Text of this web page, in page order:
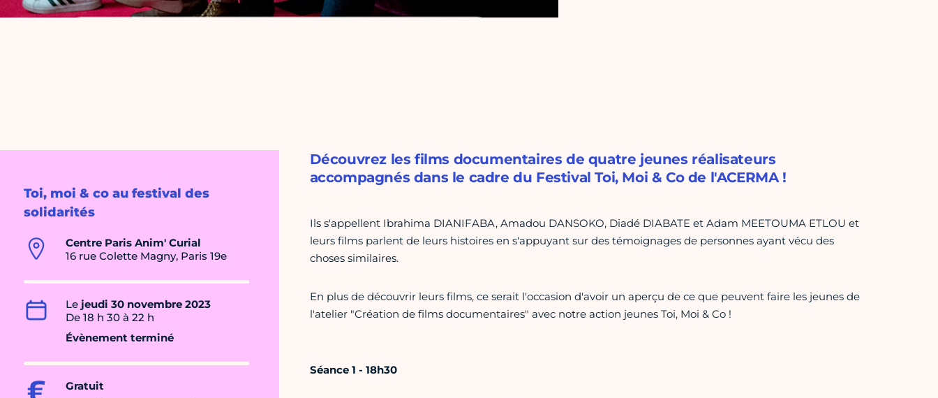
Toi, moi & co au festival des
solidarités
Centre Paris Anim' Curial
16 rue Colette Magny, Paris 19e
Le jeudi 30 novembre 2023
De 18 h 30 à 22 h
Évènement terminé
Gratuit
Découvrez les films documentaires de quatre jeunes réalisateurs
accompagnés dans le cadre du Festival Toi, Moi & Co de l'ACERMA !
Ils s'appellent Ibrahima DIANIFABA, Amadou DANSOKO, Diadé DIABATE et Adam MEETOUMA ETLOU et
leurs films parlent de leurs histoires en s'appuyant sur des témoignages de personnes ayant vécu des
choses similaires.
En plus de découvrir leurs films, ce serait l'occasion d'avoir un aperçu de ce que peuvent faire les jeunes de
l'atelier "Création de films documentaires" avec notre action jeunes Toi, Moi & Co !
Séance 1 - 18h30